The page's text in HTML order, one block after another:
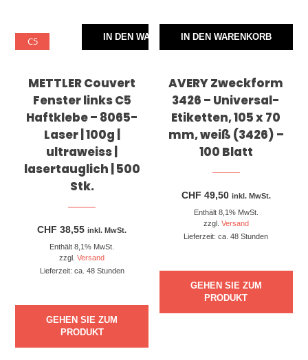
IN DEN WARENKORB
C5
METTLER Couvert
Fenster links C5
Haftklebe – 8065-
Laser | 100g |
ultraweiss |
lasertauglich | 500
Stk.
CHF 38,55 inkl. MwSt.
Enthält 8,1% MwSt.
zzgl.Versand
Lieferzeit: ca. 48 Stunden
GEHEN SIE ZUM
PRODUKT
IN DEN WARENKORB
AVERY Zweckform
3426 – Universal-
Etiketten, 105 x 70
mm, weiß (3426) –
100 Blatt
CHF 49,50 inkl. MwSt.
Enthält 8,1% MwSt.
zzgl. Versand
Lieferzeit: ca. 48 Stunden
GEHEN SIE ZUM
PRODUKT